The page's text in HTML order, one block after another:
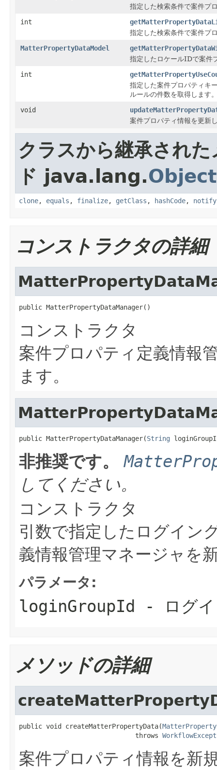
指定した検索条件で案件プ
int
指定した検索条件で案件プ
MatterPropertyDataModel
指定したロケールIDで案件
int
指定した案件プロパティキ
ルールの件数を取得します
void
案件プロパティ情報を更新
クラスから継承された
ド java.lang.Object
clone, equals , finalize, getClass , hashCode, notify
コンストラクタの詳細
public MatterPropertyDataManager()
コンストラクタ
案件プロパティ定義情報
ます。
public MatterPropertyDataManager(String
非推奨です。
してください。
コンストラクタ
引数で指定したログイン
義情報管理マネージャを
パラメータ:
loginGroupId - ログイ
メソッドの詳細
public void createMatterPropertyData(
                              throws
案件プロパティ情報を新